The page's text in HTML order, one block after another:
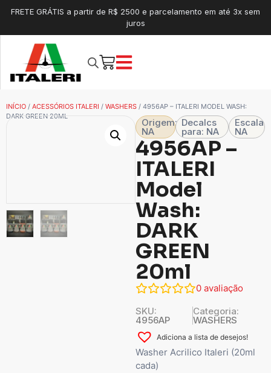
FRETE GRÁTIS a partir de R$ 2500 e parcelamento em até 3x sem
juros
INÍCIO / ACESSÓRIOS ITALERI / WASHERS / 4956AP – ITALERI MODEL WASH:
DARK GREEN 20ML
Origem:
NA
Decalcs
para: NA
Escala
NA
4956AP –
ITALERI
Model
Wash:
DARK
GREEN
20ml
0 avaliação
SKU:
4956AP
Categoria:
WASHERS
Adiciona a lista de desejos!
Washer Acrilico Italeri (20ml
cada)